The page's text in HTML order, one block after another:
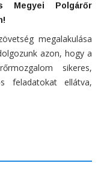
Megyei Polgárőr
megalakulása
azon, hogy a
sikeres,
feladatokat ellátva,